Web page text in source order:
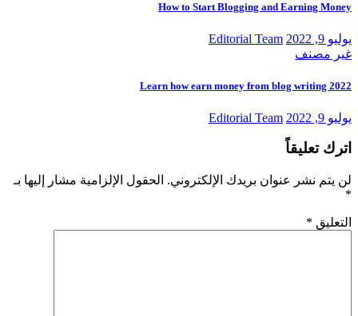
How to Start Blogging and Earning Money
يوليو 9, 2022
Editorial Team
غير مصنف
Learn how earn money from blog writing 2022
يوليو 9, 2022 Editorial Team
اترك تعليقاً
لن يتم نشر عنوان بريدك الإلكتروني. الحقول الإلزامية مشار إليها بـ
*
التعليق *